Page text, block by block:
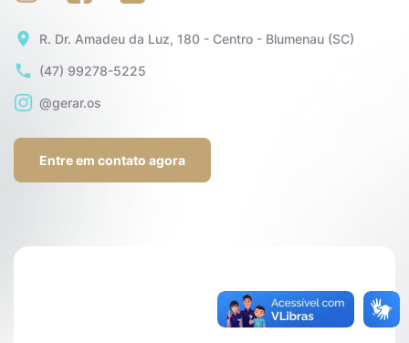
R. Dr. Amadeu da Luz, 180 - Centro - Blumenau (SC)
(47) 99278-5225
@gerar.os
Entre em contato agora